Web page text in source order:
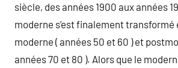
siècle, des années 1900 aux années
moderne s’est finalement transformé
moderne ( années 50 et 60 ) et
années 70 et 80 ). Alors que le